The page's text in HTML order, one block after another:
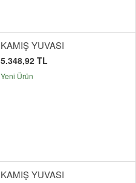
KAMIŞ YUVASI
5.348,92 TL
Yeni Ürün
KAMIŞ YUVASI